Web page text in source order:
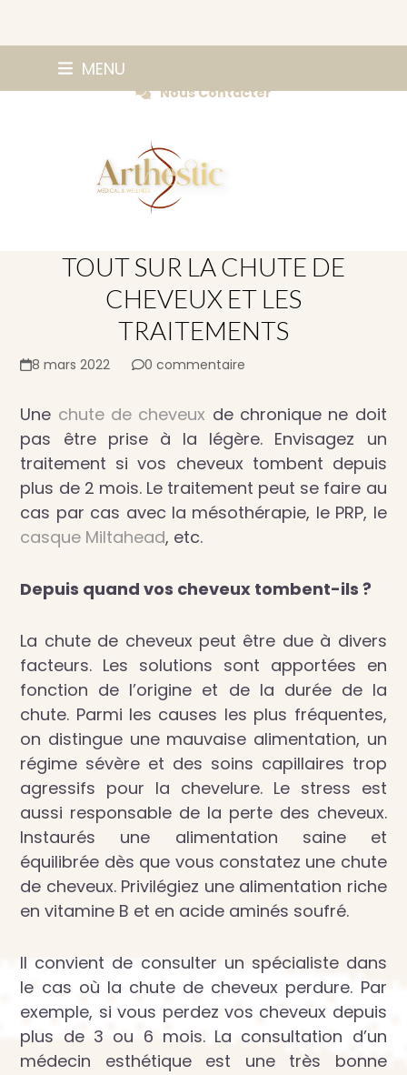
MENU
Nous Contacter
TOUT SUR LA CHUTE DE
CHEVEUX ET LES
TRAITEMENTS
8 mars 2022 0 commentaire
Une chute de cheveux de chronique ne doit
pas être prise à la légère. Envisagez un
traitement si vos cheveux tombent depuis
plus de 2 mois. Le traitement peut se faire au
cas par cas avec la mésothérapie, le PRP, le
casque Miltahead, etc.
Depuis quand vos cheveux tombent-ils ?
La chute de cheveux peut être due à divers
facteurs. Les solutions sont apportées en
fonction de l’origine et de la durée de la
chute. Parmi les causes les plus fréquentes,
on distingue une mauvaise alimentation, un
régime sévère et des soins capillaires trop
agressifs pour la chevelure. Le stress est
aussi responsable de la perte des cheveux.
Instaurés une alimentation saine et
équilibrée dès que vous constatez une chute
de cheveux. Privilégiez une alimentation riche
en vitamine B et en acide aminés soufré.
Il convient de consulter un spécialiste dans
le cas où la chute de cheveux perdure. Par
exemple, si vous perdez vos cheveux depuis
plus de 3 ou 6 mois. La consultation d’un
médecin esthétique est une très bonne